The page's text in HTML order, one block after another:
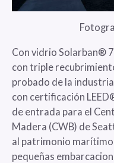
Con vidrio Solarban®
con triple
probado de la
con certificación
de entrada para el
Madera (CWB) de
al patrimonio marítimo
pequeñas